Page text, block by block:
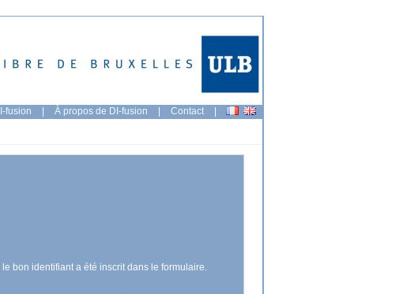
fusion | À propos de DI-fusion | Contact |
bon identifiant a été inscrit dans le formulaire.